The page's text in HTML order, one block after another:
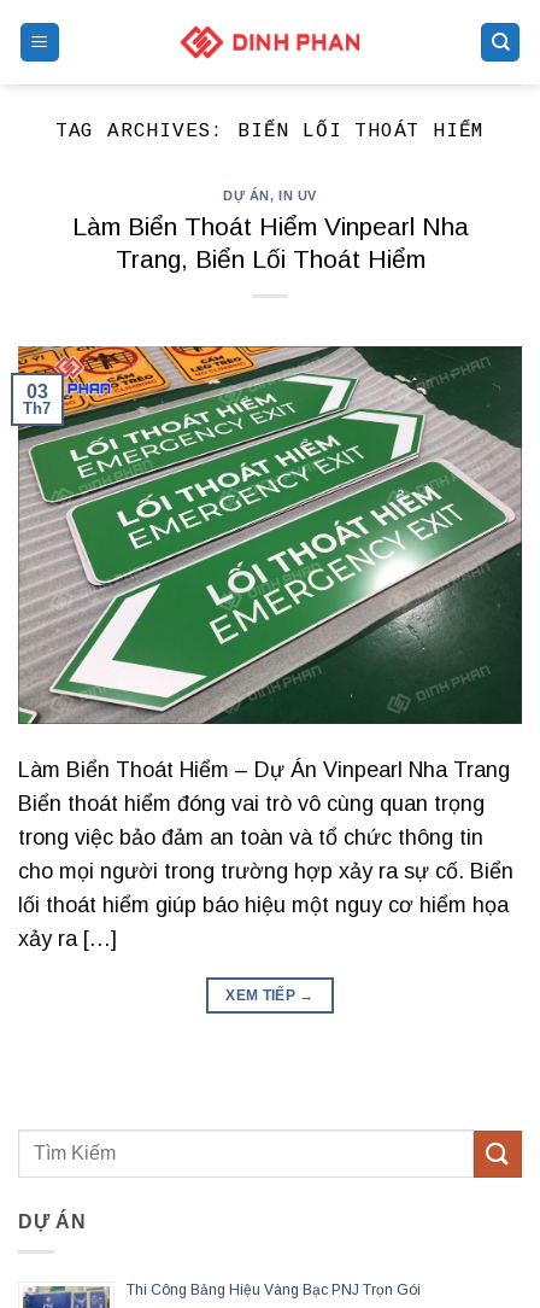
TAG ARCHIVES: BIỂN LỐI THOÁT HIỂM
DỰ ÁN,IN UV
Làm Biển Thoát Hiểm Vinpearl Nha
Trang, Biển Lối Thoát Hiểm
03
Th7
Làm Biển Thoát Hiểm – Dự Án Vinpearl Nha Trang
Biển thoát hiểm đóng vai trò vô cùng quan trọng
trong việc bảo đảm an toàn và tổ chức thông tin
cho mọi người trong trường hợp xảy ra sự cố. Biển
lối thoát hiểm giúp báo hiệu một nguy cơ hiểm họa
xảy ra […]
XEM TIẾP →
DỰ ÁN
Thi Công Bảng Hiệu Vàng Bạc PNJ Trọn Gói